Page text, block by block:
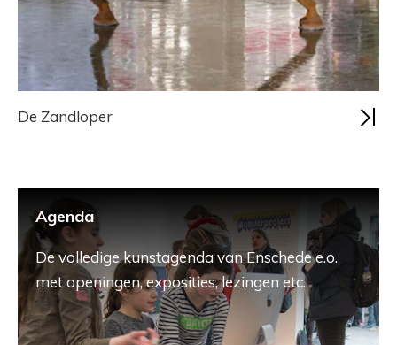
De Zandloper
Agenda
De volledige kunstagenda van Enschede e.o.
met openingen, exposities, lezingen etc.